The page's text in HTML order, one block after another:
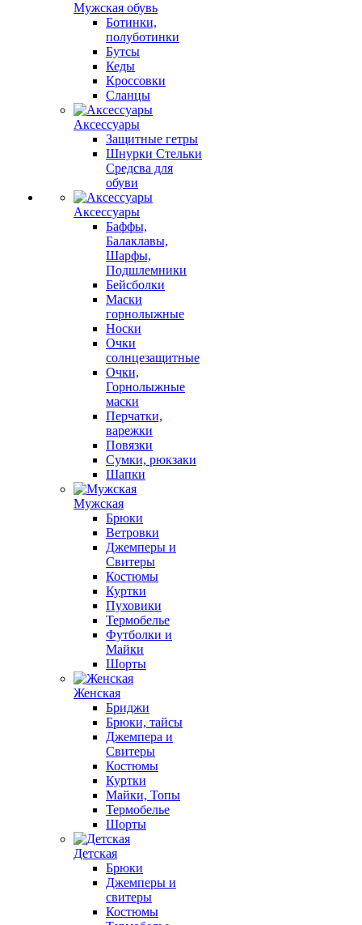
Мужская обувь
Ботинки,
полуботинки
Бутсы
Кеды
Кроссовки
Сланцы
Аксессуары
Защитные гетры
Шнурки Стельки
Средсва для
обуви
Аксессуары
Баффы,
Балаклавы,
Шарфы,
Подшлемники
Бейсболки
Маски
горнолыжные
Носки
Очки
солнцезащитные
Очки,
Горнолыжные
маски
Перчатки,
варежки
Повязки
Сумки, рюкзаки
Шапки
Мужская
Брюки
Ветровки
Джемперы и
Свитеры
Костюмы
Куртки
Пуховики
Термобелье
Футболки и
Майки
Шорты
Женская
Бриджи
Брюки, тайсы
Джемпера и
Свитеры
Костюмы
Куртки
Майки, Топы
Термобелье
Шорты
Детская
Брюки
Джемперы и
свитеры
Костюмы